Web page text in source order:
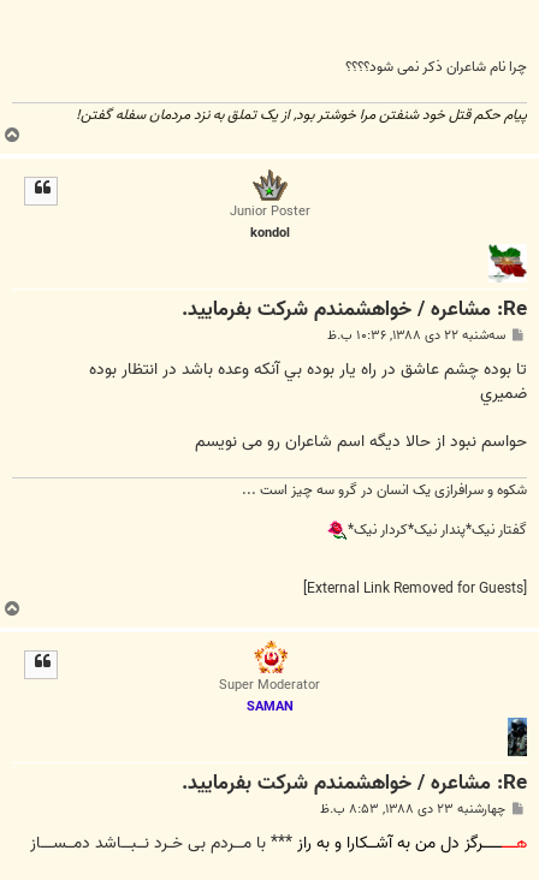
چرا نام شاعران ذکر نمی شود؟؟؟؟
پیام حکم قتل خود شنفتن مرا خوشتر بود, از یک تملق به نزد مردمان سفله گفتن!
ب
ا
Junior Poster
kondol
Re: مشاعره / خواهشمندم شرکت بفرماييد.
پ
ت
سه‌شنبه ۲۲ دی ۱۳۸۸, ۱۰:۳۶ ب.ظ
تا بوده چشم عاشق در راه يار بوده بي آنكه وعده باشد در انتظار بوده
ضميري
حواسم نبود از حالا دیگه اسم شاعران رو می نویسم
شکوه و سرافرازی یک انسان در گرو سه چیز است ...
گفتار نیک*پندار نیک*کردار نیک*
ب
ا
Super Moderator
SAMAN
Re: مشاعره / خواهشمندم شرکت بفرماييد.
پ چهارشنبه ۲۳ دی ۱۳۸۸, ۸:۵۳ ب.ظ
هــــــــــــــرگز دل من به آشـــکارا و به راز*** با مــــردم بی خــرد نـــبــــاشد دمـــســـــاز